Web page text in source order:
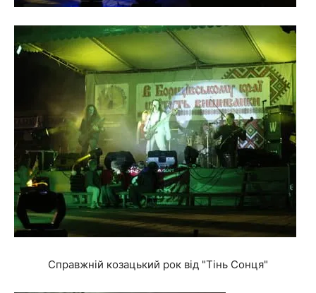
Справжній козацький рок від "Тінь Сонця"